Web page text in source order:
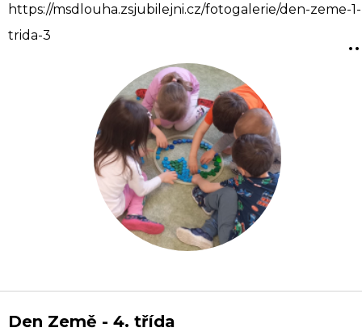
https://msdlouha.zsjubilejni.cz/fotogalerie/den-zeme-1-
trida-3
Den Země - 4. třída